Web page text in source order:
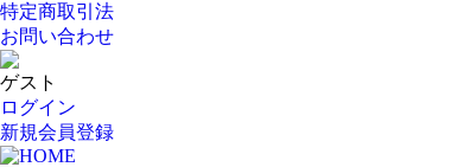
特定商取引法
お問い合わせ
ゲスト
ログイン
新規会員登録
HOME